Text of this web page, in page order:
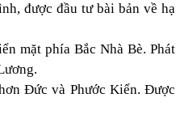
được đầu tư bài bản về hạ
mặt phía Bắc Nhà Bè. Phát
Đức và Phước Kiển. Được